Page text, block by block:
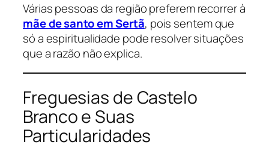
Várias pessoas da região preferem recorrer à
mãe de santo em Sertã, pois sentem que
só a espiritualidade pode resolver situações
que a razão não explica.
Freguesias de Castelo
Branco e Suas
Particularidades